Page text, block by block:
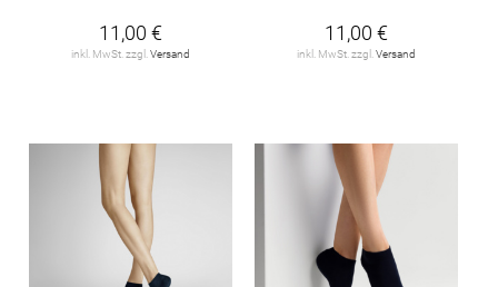
11,00 €
inkl. MwSt. zzgl. Versand
11,00 €
inkl. MwSt. zzgl. Versand